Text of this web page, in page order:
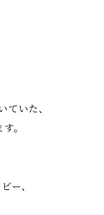
いた、
。
ー、